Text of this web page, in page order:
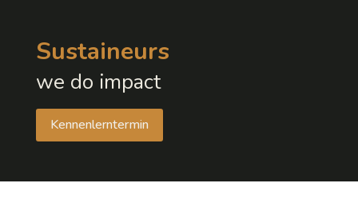
Sustaineurs
we do impact
Kennenlerntermin